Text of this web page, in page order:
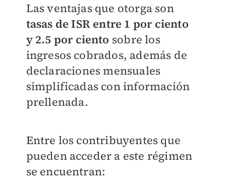
Las ventajas que otorga son
tasas de ISR entre 1 por ciento
y 2.5 por ciento sobre los
ingresos cobrados, además de
declaraciones mensuales
simplificadas con información
prellenada.
Entre los contribuyentes que
pueden acceder a este régimen
se encuentran: